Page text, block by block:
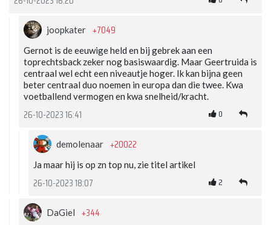
joopkater +7049
Gernot is de eeuwige held en bij gebrek aan een
toprechtsback zeker nog basiswaardig. Maar Geertruida is
centraal wel echt een niveautje hoger. Ik kan bijna geen
beter centraal duo noemen in europa dan die twee. Kwa
voetballend vermogen en kwa snelheid/kracht.
26-10-2023 16:41 0
demolenaar +20022
Ja maar hij is op zn top nu, zie titel artikel
26-10-2023 18:07 2
DaGiel +344